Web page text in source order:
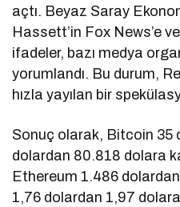
açtı. Beyaz Saray
Hassett’in Fox News’e
ifadeler, bazı medya
yorumlandı. Bu durum,
hızla yayılan bir
Sonuç olarak, Bitcoin 35
dolardan 80.818 dolara
Ethereum 1.486
1,76 dolardan 1,97